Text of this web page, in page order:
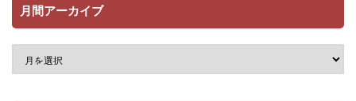
月間アーカイブ